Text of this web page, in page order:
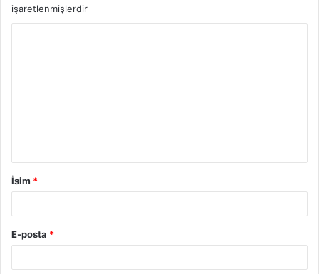
işaretlenmişlerdir
İsim *
E-posta *